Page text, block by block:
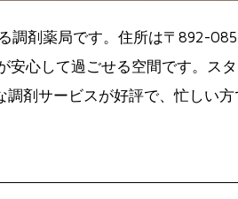
調剤薬局です。住所は〒892-
心して過ごせる空間です。ス
剤サービスが好評で、忙しい